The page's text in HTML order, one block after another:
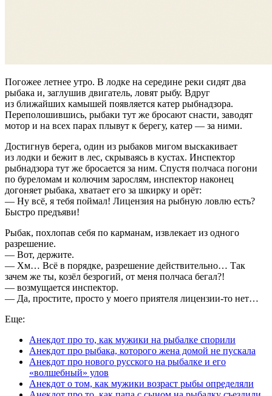
Погожее летнее утро. В лодке на середине реки сидят два
рыбака и, заглушив двигатель, ловят рыбу. Вдруг
из ближайших камышей появляется катер рыбнадзора.
Переполошившись, рыбаки тут же бросают снасти, заводят
мотор и на всех парах плывут к берегу, катер — за ними.
Достигнув берега, один из рыбаков мигом выскакивает
из лодки и бежит в лес, скрываясь в кустах. Инспектор
рыбнадзора тут же бросается за ним. Спустя полчаса погони
по буреломам и колючим зарослям, инспектор наконец
догоняет рыбака, хватает его за шкирку и орёт:
— Ну всё, я тебя поймал! Лицензия на рыбную ловлю есть?
Быстро предъяви!
Рыбак, похлопав себя по карманам, извлекает из одного
разрешение.
— Вот, держите.
— Хм… Всё в порядке, разрешение действительно… Так
зачем же ты, козёл безрогий, от меня полчаса бегал?!
— возмущается инспектор.
— Да, простите, просто у моего приятеля лицензии-то нет…
Еще:
Анекдот про то, как мужики на рыбалке спорили
Анекдот про рыбака, которого жена домой не пускала
Анекдот про нового русского на рыбалке и его
«волшебный» улов
Анекдот о том, как мужики возраст рыбы определяли